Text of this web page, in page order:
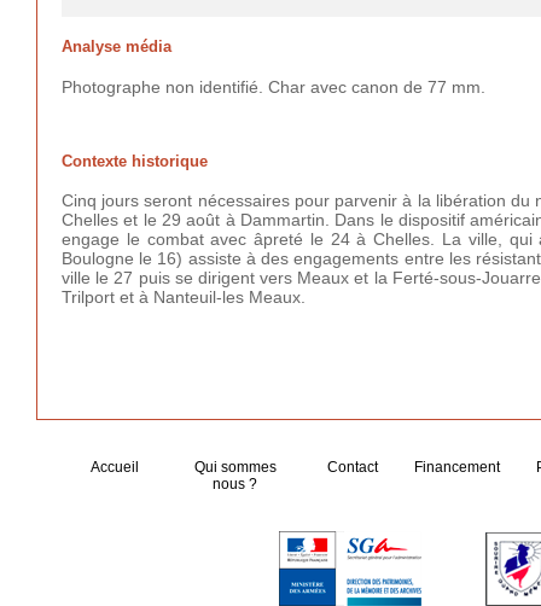
Analyse média
Photographe non identifié. Char avec canon de 77 mm.
Contexte historique
Cinq jours seront nécessaires pour parvenir à la libération
Chelles et le 29 août à Dammartin. Dans le dispositif
engage le combat avec âpreté le 24 à Chelles. La ville,
Boulogne le 16) assiste à des engagements entre les
ville le 27 puis se dirigent vers Meaux et la Ferté-sous-
Trilport et à Nanteuil-les Meaux.
Accueil
Qui sommes
nous ?
Contact Financement